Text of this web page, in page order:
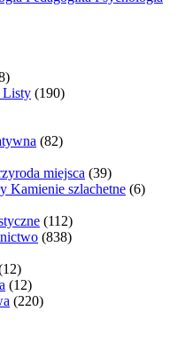
Listy (190)
(82)
miejsca (39)
Kamienie szlachetne (6)
(112)
(838)
(12)
(220)